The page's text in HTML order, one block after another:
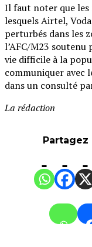
Il faut noter que les
lesquels Airtel,
perturbés dans les
l’AFC/M23
vie difficile à la
communiquer avec
dans un consulté
La rédaction